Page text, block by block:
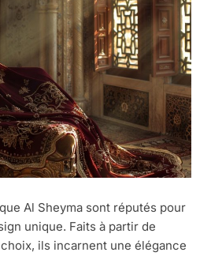
Al Sheyma sont réputés pour
unique. Faits à partir de
ils incarnent une élégance